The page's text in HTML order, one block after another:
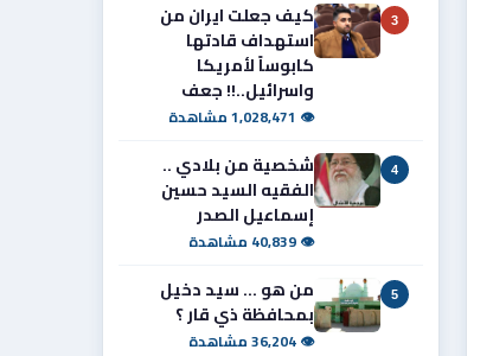
3
كيف جعلت ايران من
استهداف قادتها
كابوساً لأمريكا
واسرائيل..!! جعف
👁 1,028,471 مشاهدة
4
شخصية من بلادي ..
الفقيه السيد حسين
إسماعيل الصدر
👁 40,839 مشاهدة
5
من هو ... سيد دخيل
بمحافظة ذي قار ؟
👁 36,204 مشاهدة